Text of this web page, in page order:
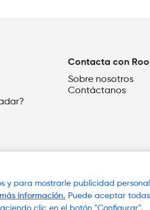
y para mostrarle publicidad
información. Puede aceptar
clic en el botón "Configurar".
Contacta con
Sobre nosotros
Contáctanos